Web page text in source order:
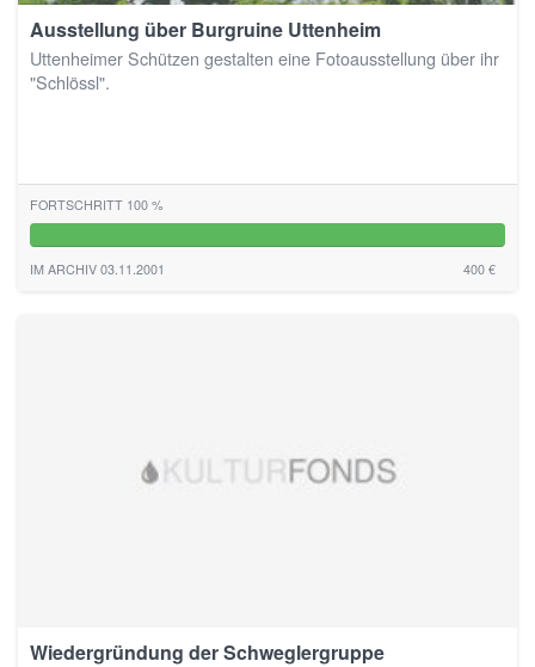
Ausstellung über Burgruine Uttenheim
Uttenheimer Schützen gestalten eine Fotoausstellung über ihr
"Schlössl".
FORTSCHRITT 100 %
IM ARCHIV 03.11.2001 400 €
Wiedergründung der Schweglergruppe